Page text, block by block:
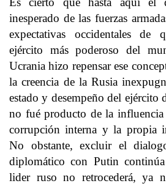
inesperado de las fuerzas
expectativas occidentales de
ejército más poderoso del
Ucrania hizo repensar ese
la creencia de la Rusia
estado y desempeño del ejército
no fué producto de la
corrupción interna y la propia
No obstante, excluir el
diplomático con Putin
lider ruso no retrocederá, ya